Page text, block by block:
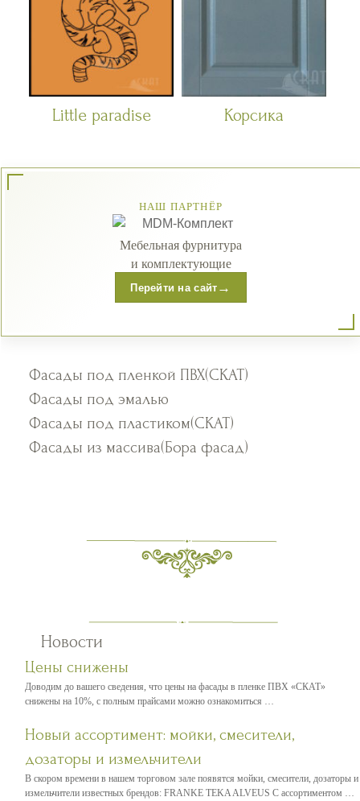
Little paradise Корсика
НАШ ПАРТНЁР
Мебельная фурнитура
и комплектующие
Перейти на сайт →
Фасады под пленкой ПВХ(СКАТ)
Фасады под эмалью
Фасады под пластиком(СКАТ)
Фасады из массива(Бора фасад)
Новости
Цены снижены
Доводим до вашего сведения, что цены на фасады в пленке ПВХ «СКАТ»
снижены на 10%, с полным прайсами можно ознакомиться …
Новый ассортимент: мойки, смесители,
дозаторы и измельчители
В скором времени в нашем торговом зале появятся мойки, смесители, дозаторы и
измельчители известных брендов: FRANKE TEKA ALVEUS С ассортиментом …